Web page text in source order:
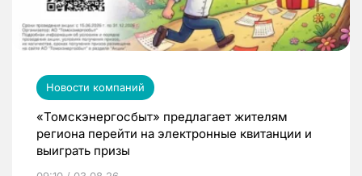
Новости компаний
«Томскэнергосбыт» предлагает жителям
региона перейти на электронные квитанции и
выиграть призы